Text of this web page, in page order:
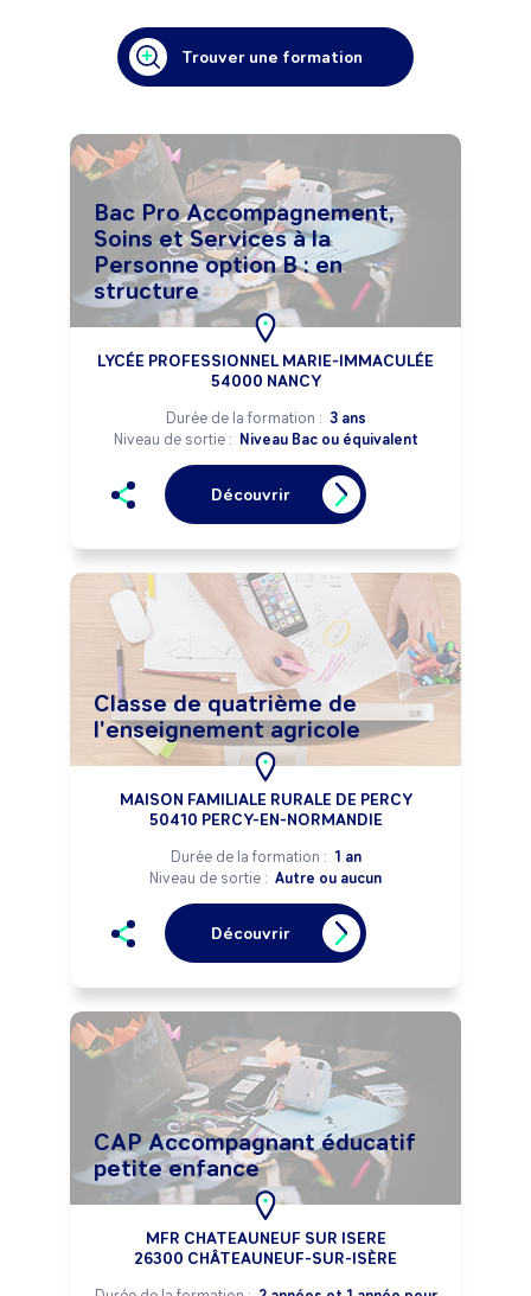
Trouver une formation
Bac Pro Accompagnement,
Soins et Services à la
Personne option B : en
structure
LYCÉE PROFESSIONNEL MARIE-IMMACULÉE
54000 NANCY
Durée de la formation : 3 ans
Niveau de sortie : Niveau Bac ou équivalent
Découvrir
Classe de quatrième de
l'enseignement agricole
MAISON FAMILIALE RURALE DE PERCY
50410 PERCY-EN-NORMANDIE
Durée de la formation : 1 an
Niveau de sortie : Autre ou aucun
Découvrir
CAP Accompagnant éducatif
petite enfance
MFR CHATEAUNEUF SUR ISERE
26300 CHÂTEAUNEUF-SUR-ISÈRE